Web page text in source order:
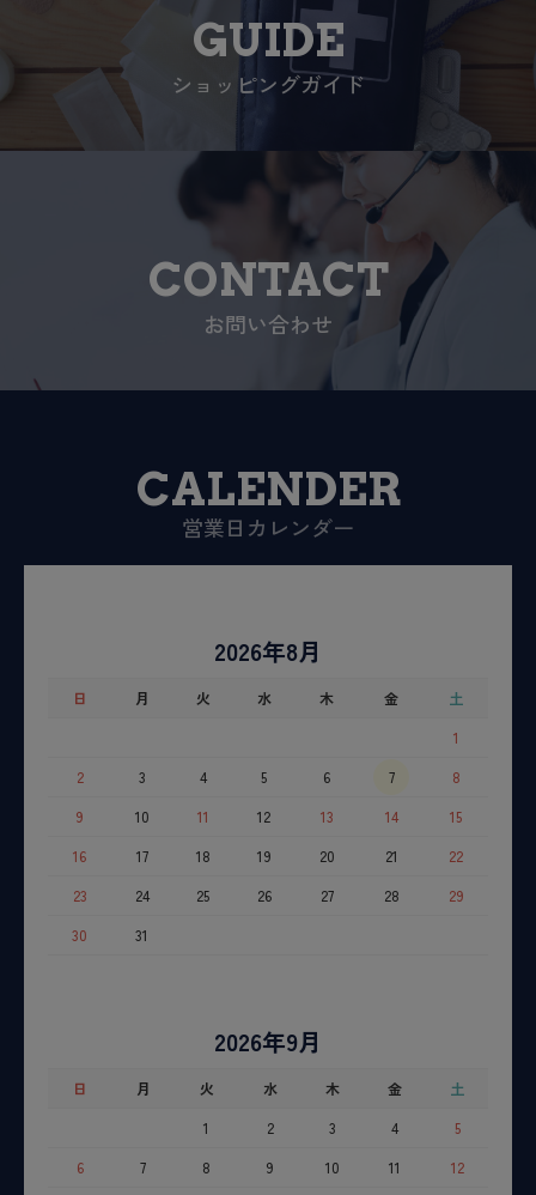
GUIDE
ショッピングガイド
CONTACT
お問い合わせ
CALENDER
営業日カレンダー
2026年8月
日 月 火 水 木 金
土
1
2
3 4 5 6 7
8
9
10 11 12 13 14
15
16
17 18 19 20 21
22
23
24 25 26 27 28
29
30
31
2026年9月
日 月 火 水 木 金
土
1
2 3 4
5
6
7 8 9 10 11
12